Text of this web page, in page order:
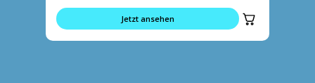
Jetzt ansehen